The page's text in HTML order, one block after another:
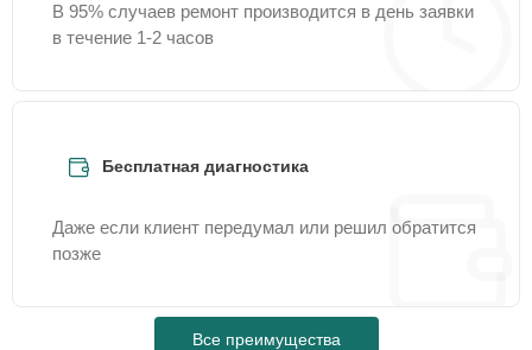
В 95% случаев ремонт производится в день заявки
в течение 1-2 часов
Бесплатная диагностика
Даже если клиент передумал или решил обратится
позже
Все преимущества